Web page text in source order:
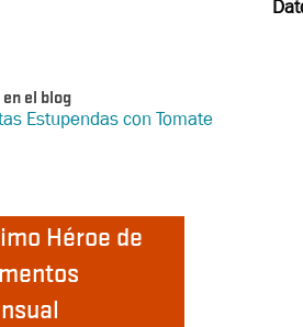
el blog
Estupendas con Tomate
Héroe de